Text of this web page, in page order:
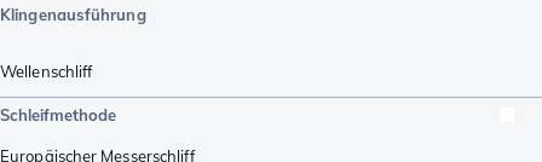
Klingenausführung
Wellenschliff
Schleifmethode
Europäischer Messerschliff